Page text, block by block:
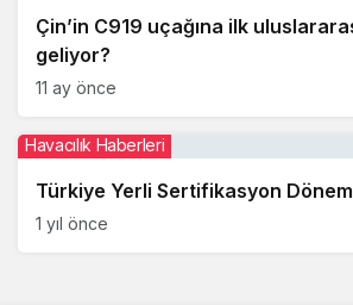
Çin’in C919 uçağına ilk
geliyor?
11 ay önce
Türkiye Yerli Sertifikasyon
Havacılık Haberleri
1 yıl önce